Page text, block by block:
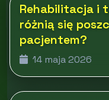
Rehabilitacja i
różnią się
pacjentem?
14 maja 2026